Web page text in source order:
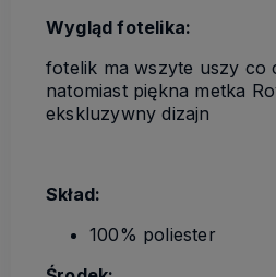
Wygląd fotelika:
fotelik ma wszyte uszy co
natomiast piękna metka
ekskluzywny dizajn
Skład:
100% poliester